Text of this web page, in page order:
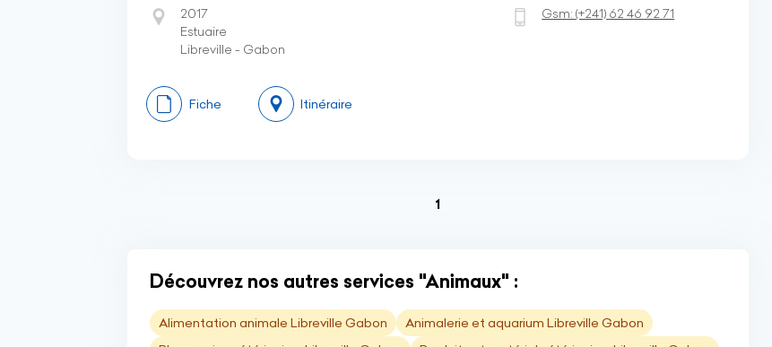
2017
Estuaire
Libreville - Gabon
Gsm:(+241) 62 46 92 71
Fiche Itinéraire
1(current)
Découvrez nos autres services "Animaux" :
Alimentation animale Libreville Gabon
Animalerie et aquarium Libreville Gabon